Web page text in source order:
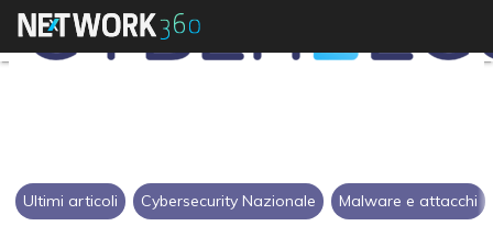
Ultimi articoli Cybersecurity Nazionale Malware e attacchi